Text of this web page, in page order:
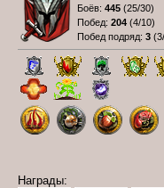
Боёв: 445 (25/30)
Побед: 204 (4/10)
Побед подряд: 3 (
Награды: